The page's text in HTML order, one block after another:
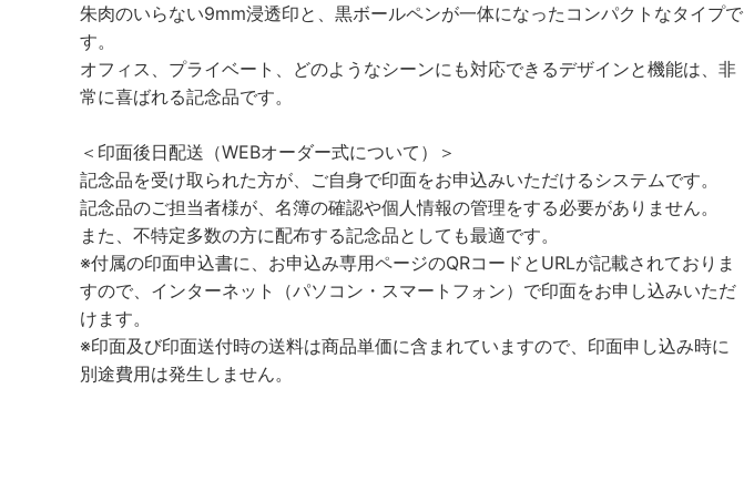
朱肉のいらない9mm浸透印と、黒ボールペンが一体になったコンパクトなタイプで
す。
オフィス、プライベート、どのようなシーンにも対応できるデザインと機能は、非
常に喜ばれる記念品です。
＜印面後日配送（WEBオーダー式について）＞
記念品を受け取られた方が、ご自身で印面をお申込みいただけるシステムです。
記念品のご担当者様が、名簿の確認や個人情報の管理をする必要がありません。
また、不特定多数の方に配布する記念品としても最適です。
※付属の印面申込書に、お申込み専用ページのQRコードとURLが記載されておりま
すので、インターネット（パソコン・スマートフォン）で印面をお申し込みいただ
けます。
※印面及び印面送付時の送料は商品単価に含まれていますので、印面申し込み時に
別途費用は発生しません。